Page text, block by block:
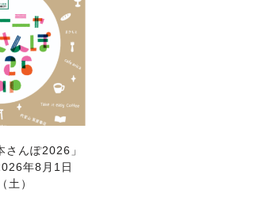
さんぽ2026」
年8月1日
土）